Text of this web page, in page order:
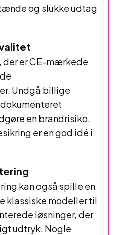
og slukke udtag
er CE-mærkede
Undgå billige
en brandrisiko.
er en god idé i
kan også spille en
klassiske modeller til
løsninger, der
udtryk. Nogle